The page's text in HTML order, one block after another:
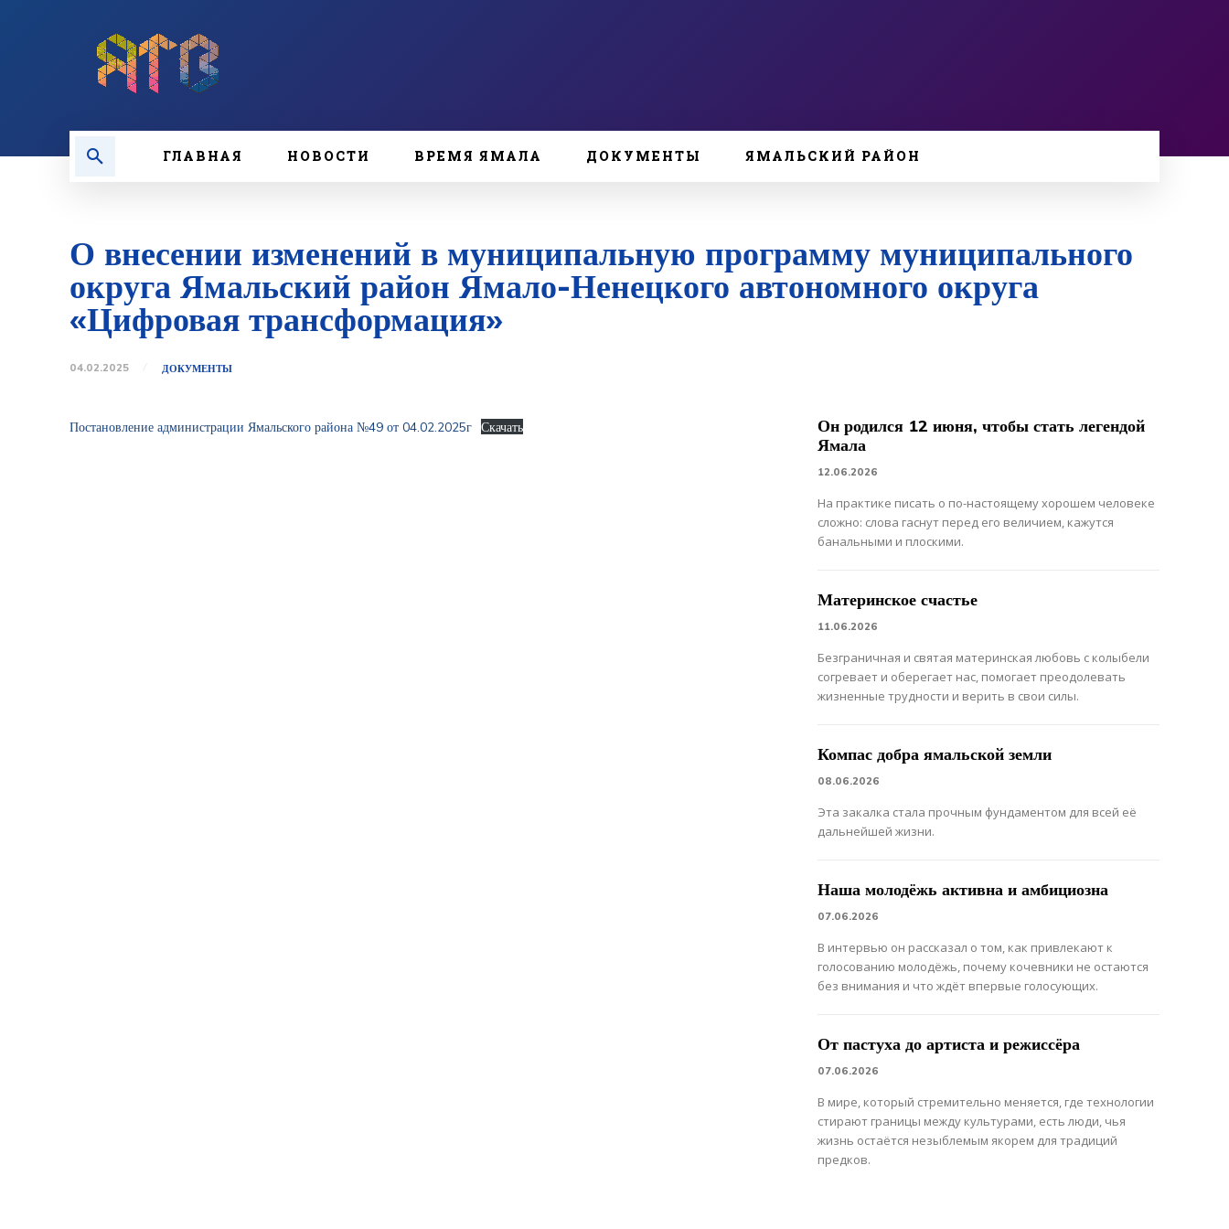
ГЛАВНАЯ НОВОСТИ ВРЕМЯ ЯМАЛА ДОКУМЕНТЫ ЯМАЛЬСКИЙ РАЙОН
О внесении изменений в муниципальную программу муниципального
округа Ямальский район Ямало-Ненецкого автономного округа
«Цифровая трансформация»
04.02.2025 ДОКУМЕНТЫ
Постановление администрации Ямальского района №49 от 04.02.2025г Скачать
Он родился 12 июня, чтобы стать легендой
Ямала
12.06.2026
На практике писать о по-настоящему хорошем человеке
сложно: слова гаснут перед его величием, кажутся
банальными и плоскими.
Материнское счастье
11.06.2026
Безграничная и святая материнская любовь с колыбели
согревает и оберегает нас, помогает преодолевать
жизненные трудности и верить в свои силы.
Компас добра ямальской земли
08.06.2026
Эта закалка стала прочным фундаментом для всей её
дальнейшей жизни.
Наша молодёжь активна и амбициозна
07.06.2026
В интервью он рассказал о том, как привлекают к
голосованию молодёжь, почему кочевники не остаются
без внимания и что ждёт впервые голосующих.
От пастуха до артиста и режиссёра
07.06.2026
В мире, который стремительно меняется, где технологии
стирают границы между культурами, есть люди, чья
жизнь остаётся незыблемым якорем для традиций
предков.